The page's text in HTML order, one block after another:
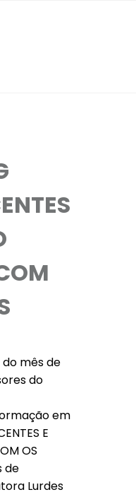
mês de
do
em
E
OS
de
Lurdes